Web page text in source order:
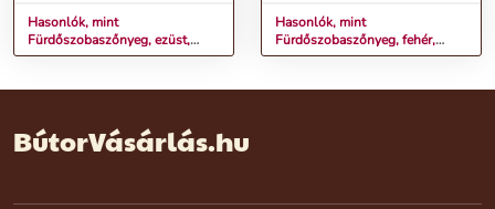
Hasonlók, mint
Fürdőszobaszőnyeg, ezüst,
67x110 cm - CELESTINE
Hasonlók, mint
Fürdőszobaszőnyeg, fehér,
67x110 cm - CELESTINE
BútorVásárlás.hu